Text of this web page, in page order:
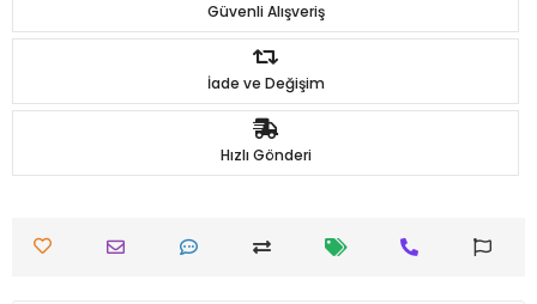
Güvenli Alışveriş
İade ve Değişim
Hızlı Gönderi